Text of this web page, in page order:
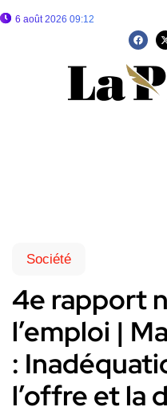
6 août 2026 09:12
Société
4e rapport
l’emploi |
:
l’offre et la